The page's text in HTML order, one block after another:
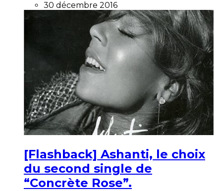
30 décembre 2016
[Flashback] Ashanti, le choix
du second single de
“Concrète Rose”.